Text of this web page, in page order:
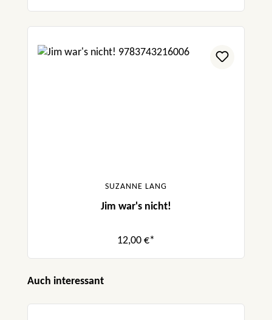
SUZANNE LANG
Jim war's nicht!
12,00 €*
Produktgalerie überspringen
Auch interessant